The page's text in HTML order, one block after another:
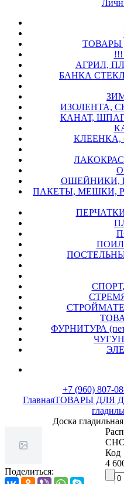
ТОВАРЫ
АГРИЛ,
БАНКА
ИЗОЛЕНТА,
КАНАТ,
КЛЕЕНКА,
ОШЕЙНИКИ,
ПАКЕТЫ, МЕШКИ,
ФУРНИТУРА
+7 (960) 807-
ГлавнаяТОВАРЫ ДЛЯ
Доска
Поделиться:
СНО
Код
4